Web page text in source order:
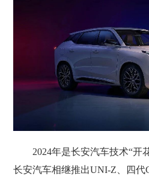
2024年是长安汽车技术“开
长安汽车相继推出UNI-Z、四代